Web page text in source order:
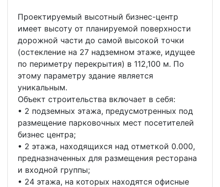
Проектируемый высотный бизнес-центр
имеет высоту от планируемой поверхности
дорожной части до самой высокой точки
(остекление на 27 надземном этаже, идущее
по периметру перекрытия) в 112,100 м. По
этому параметру здание является
уникальным.
Объект строительства включает в себя:
• 2 подземных этажа, предусмотренных под
размещение парковочных мест посетителей
бизнес центра;
• 2 этажа, находящихся над отметкой 0.000,
предназначенных для размещения ресторана
и входной группы;
• 24 этажа, на которых находятся офисные